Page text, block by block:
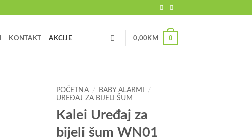
KONTAKT AKCIJE 0,00KM 0
POČETNA / BABY ALARMI
/
UREĐAJ ZA BIJELI ŠUM
Kalei Uređaj za
bijeli šum WN01